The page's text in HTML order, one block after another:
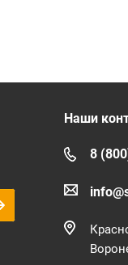
Наши
8